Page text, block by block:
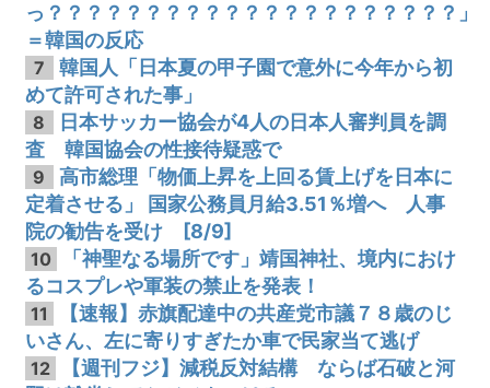
っ？？？？？？？？？？？？？？？？？？？？？」
＝韓国の反応
7
韓国人「日本夏の甲子園で意外に今年から初
めて許可された事」
8
日本サッカー協会が4人の日本人審判員を調
査 韓国協会の性接待疑惑で
9
高市総理「物価上昇を上回る賃上げを日本に
定着させる」 国家公務員月給3.51％増へ 人事
院の勧告を受け [8/9]
10
「神聖なる場所です」靖国神社、境内におけ
るコスプレや軍装の禁止を発表！
11
【速報】赤旗配達中の共産党市議７８歳のじ
いさん、左に寄りすぎたか車で民家当て逃げ
12
【週刊フジ】減税反対結構 ならば石破と河